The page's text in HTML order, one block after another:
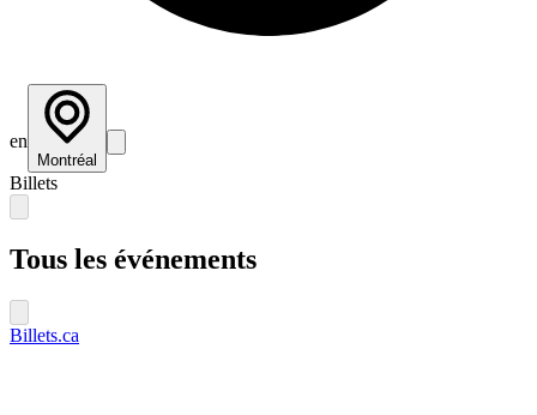
en
Montréal
Billets
Tous les événements
Billets.ca